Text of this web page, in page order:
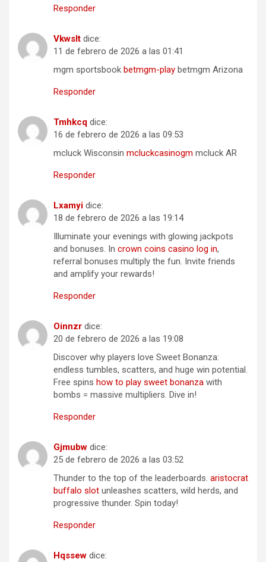
Responder
Vkwslt dice:
11 de febrero de 2026 a las 01:41
mgm sportsbook betmgm-play betmgm Arizona
Responder
Tmhkcq dice:
16 de febrero de 2026 a las 09:53
mcluck Wisconsin mcluckcasinogm mcluck AR
Responder
Lxamyi dice:
18 de febrero de 2026 a las 19:14
Illuminate your evenings with glowing jackpots
and bonuses. In crown coins casino log in,
referral bonuses multiply the fun. Invite friends
and amplify your rewards!
Responder
Oinnzr dice:
20 de febrero de 2026 a las 19:08
Discover why players love Sweet Bonanza:
endless tumbles, scatters, and huge win potential.
Free spins how to play sweet bonanza with
bombs = massive multipliers. Dive in!
Responder
Gjmubw dice:
25 de febrero de 2026 a las 03:52
Thunder to the top of the leaderboards. aristocrat
buffalo slot unleashes scatters, wild herds, and
progressive thunder. Spin today!
Responder
Hqssew dice: